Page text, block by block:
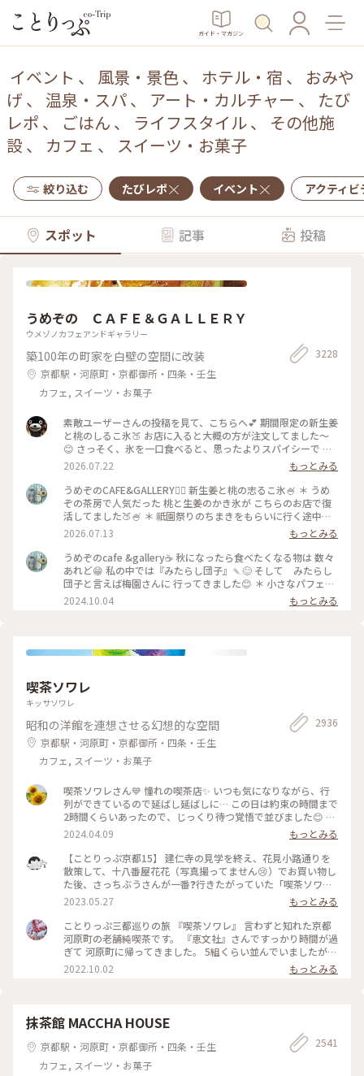
ガイド・マガジン
イベント 、 風景・景色、 ホテル・宿 、 おみや
げ 、 温泉・スパ、 アート・カルチャー 、 たび
レポ 、 ごはん 、 ライフスタイル、 その他施
設、 カフェ 、 スイーツ・お菓子
絞り込む たびレポ イベント アクティ
スポット 記事 投稿
うめぞの ＣＡＦＥ＆ＧＡＬＬＥＲＹ
ウメゾノカフェアンドギャラリー
築100年の町家を白壁の空間に改装
京都駅・河原町・京都御所・四条・壬生
カフェ, スイーツ・お菓子
3228
素敵ユーザーさんの投稿を見て、こちらへ💕 期間限定の新生姜
と桃のしるこ氷🍑 お店に入ると大概の方が注文してました〜
😊 さっそく、氷を一口食べると、思ったよりスパイシーで 生
姜の風味が口いっぱい広がります🥰 氷で生姜…はじめて…！
桃も程よい量で、食べ進めると下には、こし餡！ だから、し
るこなんですね〜🤔 頼んだ時は、何でだろうと思ったけど、な
るほど〜です😘 この後も、山鉾巡りなので、あっという間に
汗💦になるけど、 真夏に食べるかき氷🍧、魅力的ですよね✨✨
2026.07.22
もっとみる
うめぞのCAFE&GALLERY🏳️‍🌈 新生姜と桃の志るこ氷🍧 ＊ うめ
ぞの茶房で人気だった 桃と生姜のかき氷が こちらのお店で復
活してました🍑🍧 ＊ 祇園祭りのちまきをもらいに行く途中に
寄ろうかなどうしようかな？と 考えながら前を通ったら桃氷
の看板でていたので スルーできませんでした😆 ＊ ぴりりとく
る新生姜のシロップが すごいアクセントになって🫚 合間合間
にみずみずしい桃のスライスを いただきます🍑 ちょっと見え
づらいですが 中にはもっちり白玉と そしてこし餡が入ってい
るので 最後には、しるこ氷としていただきました😊 ＊ 人気か
き氷だけに🍧 私が最後の一杯だったようで 注文したあとにす
に幸せでした😊 ＊ ギャラリーでは風鈴展が🎐 陶器のブルーの
めぞの #梅園
2026.07.13
もっとみる
うめぞのcafe &gallery☕️ 秋になったら食べたくなる物は 数々
あれど😁 私の中では『みたらし団子』🍡😊 そして みたらし
団子と言えば梅園さんに 行ってきました😊 ＊ 小さなパフェと
みたらし団子のセット🩷 この小さなパフェのセットが復活し
て 小躍りです😁 パフェにはわらび餅と小さな抹茶アイスとク
しい 蜜がたっぷりのみたらし団子はやっぱり 美味しかったで
れます😊 店内の配置を変えられたようで✨ 奥の中庭前の席が2
人席になり 通い始めて幾数年 初めて窓際に座る事ができま
した😊 中庭がいい感じです😊🌳 ＊ うめぞのcafe＆galleryは
ちょっと甘い物が食べたいなぁーと 思う時に足が向いてしま
うお店です😊 #京都カフェ #パフェ活2024 #みたらし団子 #秋
の彩り #クラシカルな街 #私の好きな京都
2024.10.04 もっとみる
喫茶ソワレ
キッサソワレ
昭和の洋館を連想させる幻想的な空間
京都駅・河原町・京都御所・四条・壬生
カフェ, スイーツ・お菓子
2936
喫茶ソワレさん💙 憧れの喫茶店✨ いつも気になりながら、行
列ができているので延ばし延ばしに… この日は約束の時間まで
2時間くらいあったので、じっくり待つ覚悟で並びました😊 待
つ間も皆さんの投稿で拝見していた青の世界を想像し、ワクワ
ク💓 結局1時間ほど待ち、店内へ。 1番奥の、部屋が見渡せる
席に着きました。 深く青く、まるで別世界に入ったようです
💙 ぶどうの透かし彫りやライトもクラシックでキレイ✨ 頼ん
だのはご存じゼリーポンチ🌈✨ キレイ～✨ 優しいランプの明か
りにかざすとキラキラします✨ ゼリーの懐かしい感じや優しい
炭酸もいい！ 中の氷がゼリーと同じサイズで、ゼリーだと思
って口に入れてびっくりしてしまいました💦 あっという間に
食べ終わってしまいました😣 まだこの雰囲気の中にいたくて
コーヒーでも頼みたい…と思いましたが、きっと外には長い行
列ができているでしょうからお店を後にしました。 またこの
特別な空間に会いに行きたいです💙 #電車旅 #喫茶ソワレ #喫
2024.04.09
もっとみる
【ことりっぷ京都15】 建仁寺の見学を終え、花見小路通りを
散策して、十八番屋花花（写真撮ってません😢）でお買い物し
た後、さっちぶうさんが一番❓行きたがっていた「喫茶ソワ
レ」さんに向かいました😊 人気のお店なので長蛇の列ができ
ていると覚悟して行ったのですが、運良く２組しか待っていま
せんでした😄 15分くらいで案内され、２階の窓側の席へ。若
いグループばっかり😱 あ、でも、男性だけで来ているグルー
プも😊 私はヨーグルトポンチ、さっちぶうさんはゼリーポン
チフロートを注文しました。 店内の雰囲気は、暗めの照明で
したが、落ち着いていて良い雰囲気でした。 美味しくいただ
2023.05.27
もっとみる
ことりっぷ三都巡りの旅 『喫茶ソワレ』 言わずと知れた京都
河原町の老舗純喫茶です。 『恵文社』さんですっかり時間が過
ぎて 河原町に帰ってきました。 5組くらい並んでいましたが、
次々と呼ばれて すんなりと入店できました。 昔ながらのお店
を守っておられ、 狭い店内ですが、運良く2階の窓辺の 小さな
れた落ち着いた店内は 天井の梁や調度品もシックで美しく 昭
和の香りが漂っていますが、 お客さんは若い観光客の方が多
かったです。 お席もすごく近いのですが、 コーナーだったの
で ひっそりと自分の時間を過ごせました✨ ゆるり京都の街歩
きを楽しむことが できた素敵な1日でした。 ・ ・ #私のことり
2022.10.02 もっとみる
抹茶館 MACCHA HOUSE
京都駅・河原町・京都御所・四条・壬生
カフェ, スイーツ・お菓子
2541